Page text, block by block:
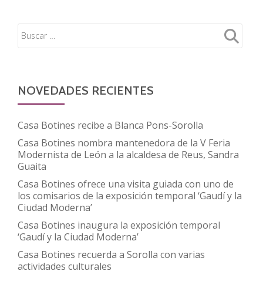
de
en
educación’
el
Centro
FUNDOS
Soria
NOVEDADES RECIENTES
Casa Botines recibe a Blanca Pons-Sorolla
Casa Botines nombra mantenedora de la V Feria
Modernista de León a la alcaldesa de Reus, Sandra
Guaita
Casa Botines ofrece una visita guiada con uno de
los comisarios de la exposición temporal ‘Gaudí y la
Ciudad Moderna’
Casa Botines inaugura la exposición temporal
‘Gaudí y la Ciudad Moderna’
Casa Botines recuerda a Sorolla con varias
actividades culturales